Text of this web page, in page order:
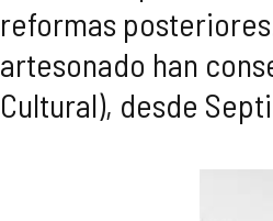
reformas
artesonado han
Cultural), desde